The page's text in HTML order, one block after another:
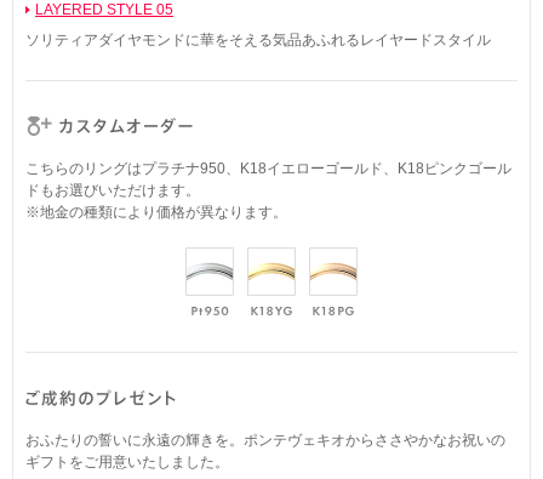
LAYERED STYLE 05
ソリティアダイヤモンドに華をそえる気品あふれるレイヤードスタイル
こちらのリングはプラチナ950、K18イエローゴールド、K18ピンクゴール
ドもお選びいただけます。
※地金の種類により価格が異なります。
おふたりの誓いに永遠の輝きを。ポンテヴェキオからささやかなお祝いの
ギフトをご用意いたしました。